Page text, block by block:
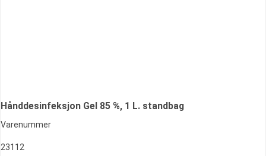
Hånddesinfeksjon Gel 85 %, 1 L. standbag
Varenummer
23112